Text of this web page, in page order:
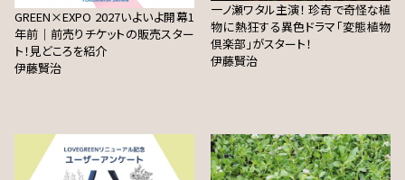
GREEN×EXPO 2027いよいよ開幕1
年前｜前売りチケットの販売スター
ト！見どころを紹介
伊藤賢治
一ノ瀬ワタル主演！ 珍奇で奇怪な植
物に熱狂する異色ドラマ「変態植物
倶楽部」がスタート！
伊藤賢治